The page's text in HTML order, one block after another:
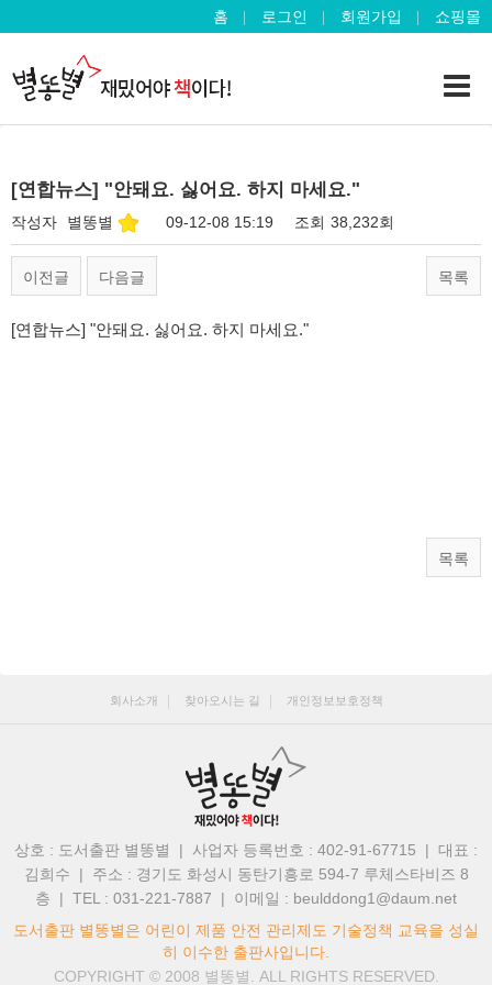
홈 로그인 회원가입 쇼핑몰
[연합뉴스] "안돼요. 싫어요. 하지 마세요."
작성자 별똥별 09-12-08 15:19 조회 38,232회
이전글 다음글 목록
[연합뉴스] "안돼요. 싫어요. 하지 마세요."
목록
회사소개 찾아오시는 길 개인정보보호정책
상호 : 도서출판 별똥별 | 사업자 등록번호 : 402-91-67715 | 대표 :
김희수 | 주소 : 경기도 화성시 동탄기흥로 594-7 루체스타비즈 8
층 | TEL : 031-221-7887 | 이메일 : beulddong1@daum.net
도서출판 별똥별은 어린이 제품 안전 관리제도 기술정책 교육을 성실
히 이수한 출판사입니다.
COPYRIGHT © 2008 별똥별. ALL RIGHTS RESERVED.